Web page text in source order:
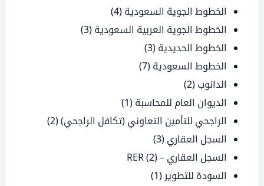
الخطوط الجوية السعودية (4)
الخطوط الجوية العربية السعودية (3)
الخطوط الحديدية (3)
الخطوط السعودية (7)
الدانوب (2)
الديوان العام للمحاسبة (1)
الراجحي للتأمين التعاوني (تكافل الراجحي)(2)
السجل العقاري (3)
السجل العقاري – RER(2)
السودة للتطوير (1)